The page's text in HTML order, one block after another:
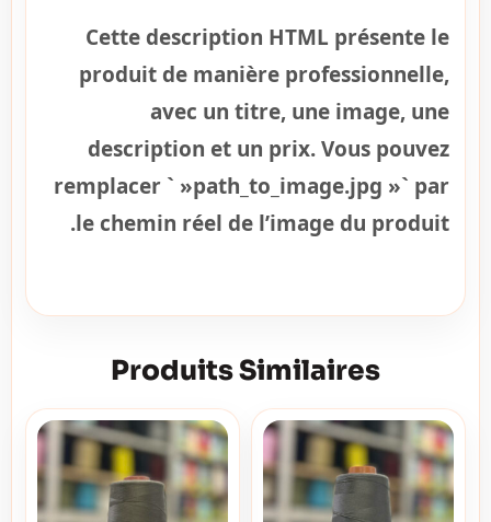
Cette description HTML présente le
produit de manière professionnelle,
avec un titre, une image, une
description et un prix. Vous pouvez
remplacer ` »path_to_image.jpg »` par
le chemin réel de l’image du produit.
Produits Similaires